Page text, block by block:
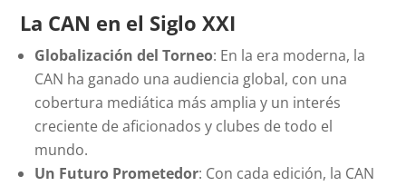
La CAN en el Siglo XXI
Globalización del Torneo: En la era moderna, la
CAN ha ganado una audiencia global, con una
cobertura mediática más amplia y un interés
creciente de aficionados y clubes de todo el
mundo.
Un Futuro Prometedor: Con cada edición, la CAN